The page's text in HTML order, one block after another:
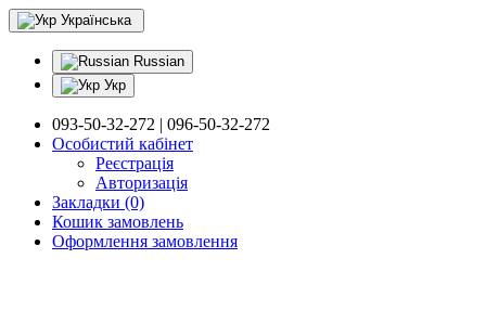
Українська
Russian
Укр
093-50-32-272 | 096-50-32-272
Особистий кабінет
Реєстрація
Авторизація
Закладки (0)
Кошик замовлень
Оформлення замовлення